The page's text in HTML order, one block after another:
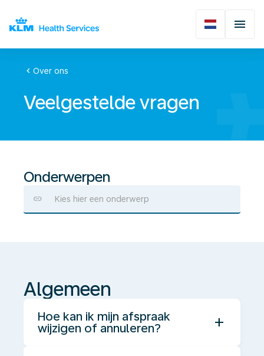
chevron_left Over ons
Veelgestelde vragen
Onderwerpen
Kies hier een onderwerp
Algemeen
Algemeen
Hoe kan ik mijn afspraak
wijzigen of annuleren?
add